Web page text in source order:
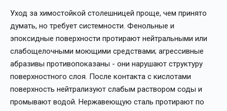
Уход за химостойкой столешницей проще, чем принято
думать, но требует системности. Фенольные и
эпоксидные поверхности протирают нейтральными или
слабощелочными моющими средствами; агрессивные
абразивы противопоказаны - они нарушают структуру
поверхностного слоя. После контакта с кислотами
поверхность нейтрализуют слабым раствором соды и
промывают водой. Нержавеющую сталь протирают по